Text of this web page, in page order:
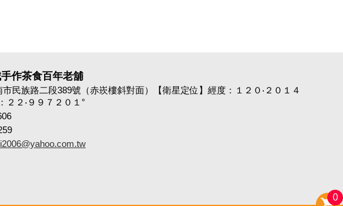
作茶食百年老舖
民族路二段389號（赤崁樓斜對面）【衛星定位】經度：１２０‧２０１４
２‧９９７２０１°
0